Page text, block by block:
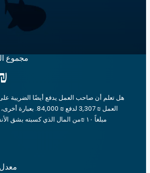
مجموع
هل تعلم أن صاحب العمل يدفع أيضًا الضريبة
العمل ₪ 3,307 لدفع ₪